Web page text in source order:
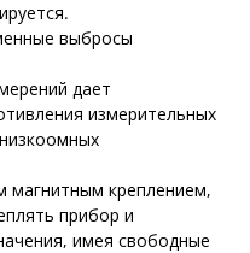
выбросы
дает
измерительных
креплением,
прибор и
имея свободные